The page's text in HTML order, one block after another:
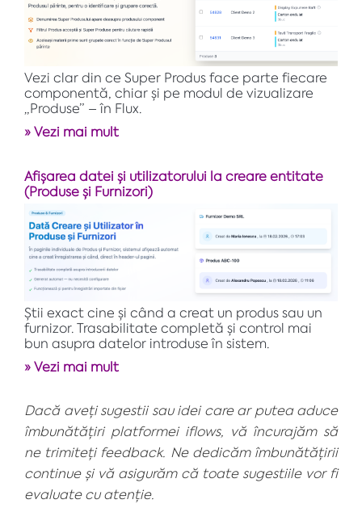
Vezi clar din ce Super Produs face parte fiecare
componentă, chiar și pe modul de vizualizare
„Produse” – în Flux.
» Vezi mai mult
Afișarea datei și utilizatorului la creare entitate
(Produse și Furnizori)
Știi exact cine și când a creat un produs sau un
furnizor. Trasabilitate completă și control mai
bun asupra datelor introduse în sistem.
» Vezi mai mult
Dacă aveți sugestii sau idei care ar putea aduce
îmbunătățiri platformei iflows, vă încurajăm să
ne trimiteți feedback. Ne dedicăm îmbunătățirii
continue și vă asigurăm că toate sugestiile vor fi
evaluate cu atenție.